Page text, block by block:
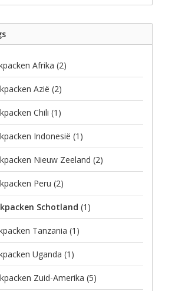
Afrika (2)
Azië (2)
Chili (1)
Indonesië (1)
Nieuw Zeeland (2)
Peru (2)
Schotland (1)
Tanzania (1)
Uganda (1)
Zuid-Amerika (5)